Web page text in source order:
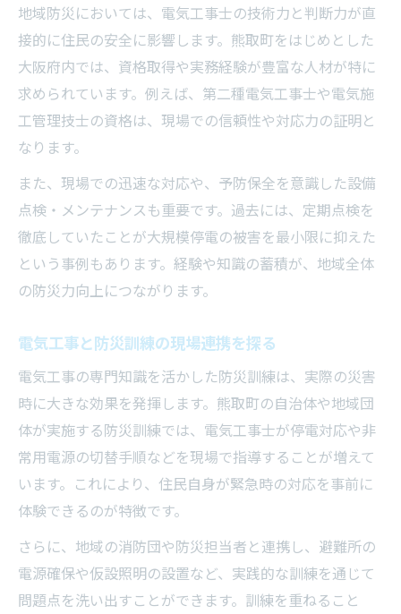
地域防災においては、電気工事士の技術力と判断力が直
接的に住民の安全に影響します。熊取町をはじめとした
大阪府内では、資格取得や実務経験が豊富な人材が特に
求められています。例えば、第二種電気工事士や電気施
工管理技士の資格は、現場での信頼性や対応力の証明と
なります。
また、現場での迅速な対応や、予防保全を意識した設備
点検・メンテナンスも重要です。過去には、定期点検を
徹底していたことが大規模停電の被害を最小限に抑えた
という事例もあります。経験や知識の蓄積が、地域全体
の防災力向上につながります。
電気工事と防災訓練の現場連携を探る
電気工事の専門知識を活かした防災訓練は、実際の災害
時に大きな効果を発揮します。熊取町の自治体や地域団
体が実施する防災訓練では、電気工事士が停電対応や非
常用電源の切替手順などを現場で指導することが増えて
います。これにより、住民自身が緊急時の対応を事前に
体験できるのが特徴です。
さらに、地域の消防団や防災担当者と連携し、避難所の
電源確保や仮設照明の設置など、実践的な訓練を通じて
問題点を洗い出すことができます。訓練を重ねること